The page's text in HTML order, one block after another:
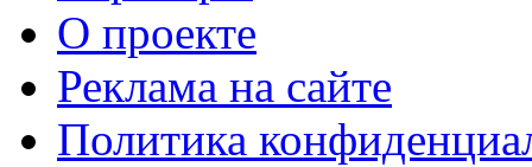
O проекте
Реклама на сайте
Политика